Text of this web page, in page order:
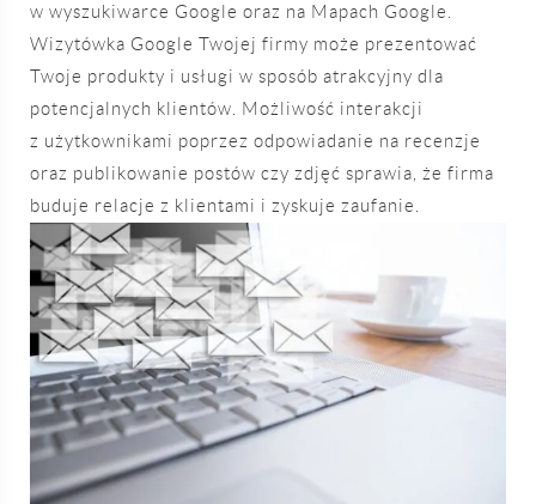
w wyszukiwarce Google oraz na Mapach Google.
Wizytówka Google Twojej firmy może prezentować
Twoje produkty i usługi w sposób atrakcyjny dla
potencjalnych klientów. Możliwość interakcji
z użytkownikami poprzez odpowiadanie na recenzje
oraz publikowanie postów czy zdjęć sprawia, że firma
buduje relacje z klientami i zyskuje zaufanie.